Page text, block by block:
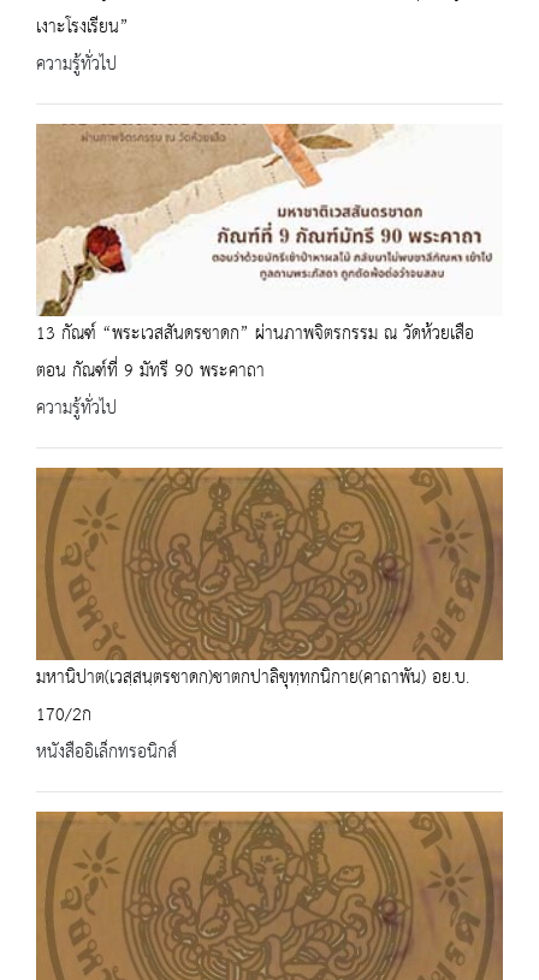
เงาะโรงเรียน”
ความรู้ทั่วไป
13 กัณฑ์ “พระเวสสันดรชาดก” ผ่านภาพจิตรกรรม ณ วัดห้วยเสือ
ตอน กัณฑ์ที่ 9 มัทรี 90 พระคาถา
ความรู้ทั่วไป
มหานิปาต(เวสฺสนฺตรชาดก)ชาตกปาลิขุทฺทกนิกาย(คาถาพัน) อย.บ.
170/2ก
หนังสืออิเล็กทรอนิกส์